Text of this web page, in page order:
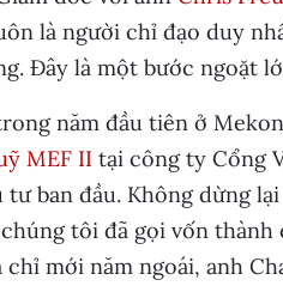
là người chỉ đạo duy
Đây là một bước ngoặt
năm đầu tiên ở
MEF II tại công ty Cổng
ban đầu. Không dừng
tôi đã gọi vốn thành
chỉ mới năm ngoái, anh